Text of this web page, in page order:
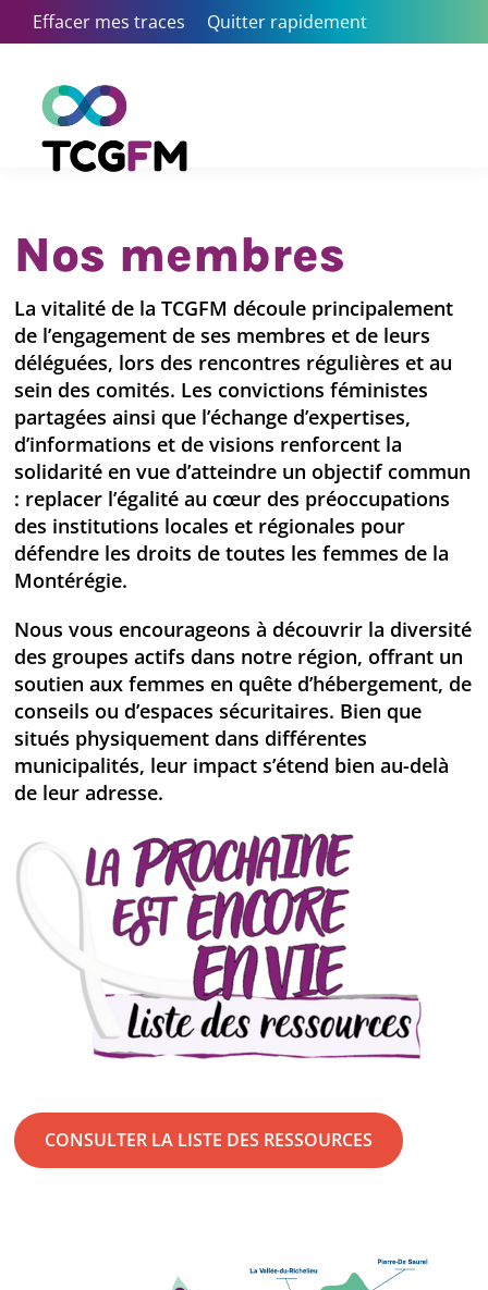
Skip
to
Nos membres
La vitalité de la TCGFM découle principalement
de l’engagement de ses membres et de leurs
déléguées, lors des rencontres régulières et au
sein des comités. Les convictions féministes
partagées ainsi que l’échange d’expertises,
d’informations et de visions renforcent la
solidarité en vue d’atteindre un objectif commun
: replacer l’égalité au cœur des préoccupations
des institutions locales et régionales pour
défendre les droits de toutes les femmes de la
Montérégie.
Nous vous encourageons à découvrir la diversité
des groupes actifs dans notre région, offrant un
soutien aux femmes en quête d’hébergement, de
conseils ou d’espaces sécuritaires. Bien que
situés physiquement dans différentes
municipalités, leur impact s’étend bien au-delà
de leur adresse.
CONSULTER LA LISTE DES RESSOURCES
Effacer mes traces Quitter rapidement